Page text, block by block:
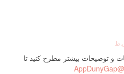
و توضیحات بیشتر مطرح کنید تا
@AppDunyGap